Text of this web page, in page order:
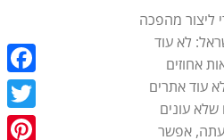
כל מה שרציתם
/ בעיות זיקפה /
כל מה שרציתם לדעת! פיתרון טבעי
[...]
כדי ליצור מהפכה
לא עוד
אחוזים
עוד אתרים
שלא עונים
אפשר